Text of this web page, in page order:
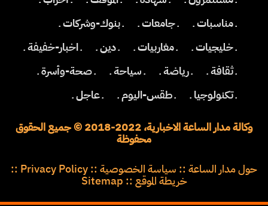
ـ مناسبات ـ
ـ جامعات ـ
ـ بنوك-وشركات ـ
ـ خليجيات ـ
ـ مغاربيات ـ ـ دين ـ
ـ اخبار-خفيفة ـ
ـ ثقافة ـ
ـ رياضة ـ ـ سياحة ـ
ـ صحة-وأسرة ـ
ـ تكنولوجيا ـ
ـ طقس-اليوم ـ ـ عاجل ـ
وكالة مدار الساعة الاخبارية، 2022-2018 © جميع الحقوق
محفوظة
حول مدار الساعة :: سياسة الخصوصية ::
Privacy Policy
::
خريطة الموقع ::
Sitemap